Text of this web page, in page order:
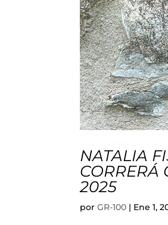
NATALIA
CORRERÁ
2025
porGR-100 | Ene 1,